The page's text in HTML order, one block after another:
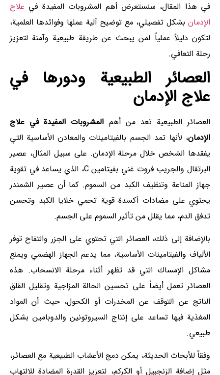
في هذا المقال، سنستعرض أهم المشروبات المفيدة في علاج
الإدمان بشكل تفصيلي، مع توضيح آلية عملها وفوائدها العلمية،
لتكون دليلاً عملياً لمن يبحث عن طريقة طبيعية وآمنة لتعزيز
رحلة التعافي.
العصائر الطبيعية ودورها في
علاج الإدمان
العصائر الطبيعية تعد من أهم المشروبات المفيدة في علاج
الإدمان، لأنها تمد الجسم بالفيتامينات والمعادن الأساسية التي
يفقدها الشخص خلال مرحلة الإدمان. على سبيل المثال، عصير
البرتقال والجريب فروت غني بفيتامين C، الذي يساعد في تقوية
جهاز المناعة وتنظيف الكبد من السموم. كما أن عصير الشمندر
يحتوي على مضادات أكسدة قوية تحمي خلايا الكبد وتحسن
تدفق الدم، مما يقلل من تأثير السموم على الجسم.
بالإضافة إلى ذلك، العصائر التي تحتوي على الجزر والتفاح توفر
الألياف والفيتامينات الأساسية، مما يدعم الجهاز الهضمي ويمنع
مشاكل الإمساك التي قد تظهر أثناء مرحلة الانسحاب. هذه
العصائر تعمل أيضاً على تحسين الحالة المزاجية وتقليل القلق
الناتج عن التوقف عن المخدرات أو الكحول، حيث أن المواد
المغذية فيها تساعد على إنتاج السيروتونين والدوبامين بشكل
طبيعي.
وفقاً للأبحاث الحديثة، يمكن دمج الأعشاب الطبيعية مع العصائر،
مثل إضافة الزنجبيل أو الكركم، لتعزيز القدرة المضادة للالتهاب